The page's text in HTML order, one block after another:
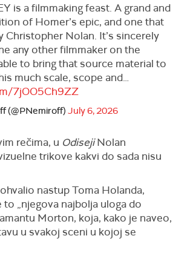
is a filmmaking feast. A grand and
of Homer’s epic, and one that
Christopher Nolan. It’s sincerely
any other filmmaker on the
to bring that source material to
much scale, scope and…
7jOO5Ch9ZZ
(@PNemiroff) July 6, 2026
rečima, u OdisejiNolan
trikove kakvi do sada nisu
nastup Toma Holanda,
to „njegova najbolja uloga do
Morton, koja, kako je naveo,
u svakoj sceni u kojoj se